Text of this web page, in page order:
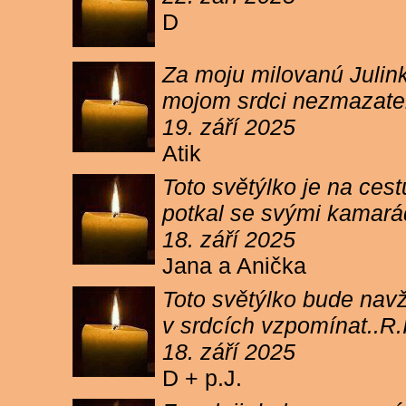
D
Za moju milovanú
mojom srdci
19. září 2025
Atik
Toto světýlko je na
potkal se svými
18. září 2025
Jana a Anička
Toto světýlko bude
v srdcích
18. září 2025
D + p.J.